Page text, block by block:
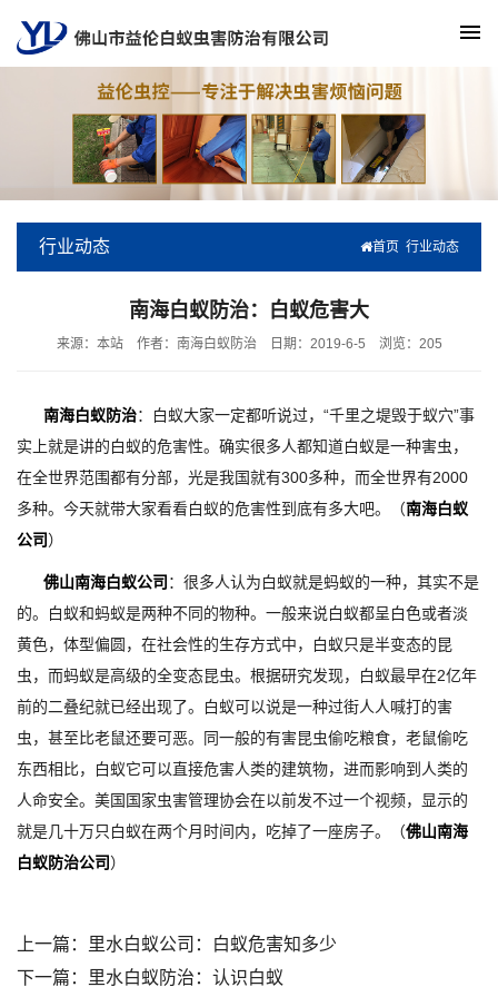
行业动态 首页 行业动态
南海白蚁防治：白蚁危害大
来源：本站 作者：南海白蚁防治 日期：2019-6-5 浏览： 205
南海白蚁防治：白蚁大家一定都听说过，“千里之堤毁于蚁穴”事
实上就是讲的白蚁的危害性。确实很多人都知道白蚁是一种害虫，
在全世界范围都有分部，光是我国就有300多种，而全世界有2000
多种。今天就带大家看看白蚁的危害性到底有多大吧。（南海白蚁
公司）
佛山南海白蚁公司 ：很多人认为白蚁就是蚂蚁的一种，其实不是
的。白蚁和蚂蚁是两种不同的物种。一般来说白蚁都呈白色或者淡
黄色，体型偏圆，在社会性的生存方式中，白蚁只是半变态的昆
虫，而蚂蚁是高级的全变态昆虫。根据研究发现，白蚁最早在2亿年
前的二叠纪就已经出现了。白蚁可以说是一种过街人人喊打的害
虫，甚至比老鼠还要可恶。同一般的有害昆虫偷吃粮食，老鼠偷吃
东西相比，白蚁它可以直接危害人类的建筑物，进而影响到人类的
人命安全。美国国家虫害管理协会在以前发不过一个视频，显示的
就是几十万只白蚁在两个月时间内，吃掉了一座房子。（佛山南海
白蚁防治公司）
上一篇：
里水白蚁公司：白蚁危害知多少
下一篇：
里水白蚁防治：认识白蚁